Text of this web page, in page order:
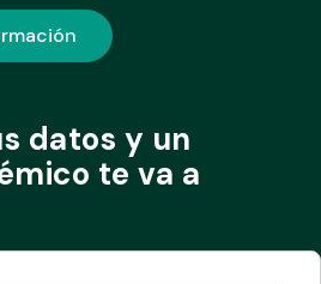
datos y un
te va a